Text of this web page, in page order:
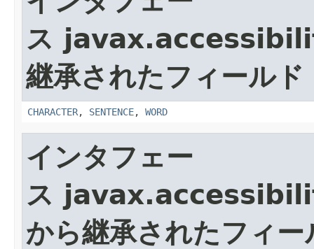
ス
継承されたフィールド
CHARACTER, SENTENCE, WORD
インタフェー
ス
から継承されたフィー